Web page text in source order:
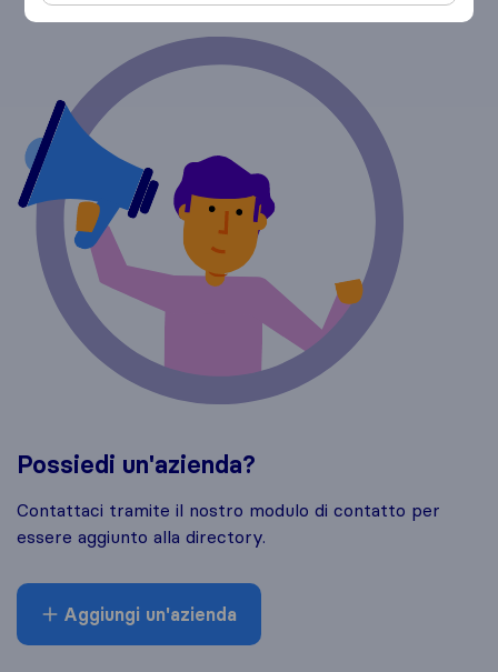
Possiedi un'azienda?
Contattaci tramite il nostro modulo di contatto per
essere aggiunto alla directory.
Aggiungi un'azienda